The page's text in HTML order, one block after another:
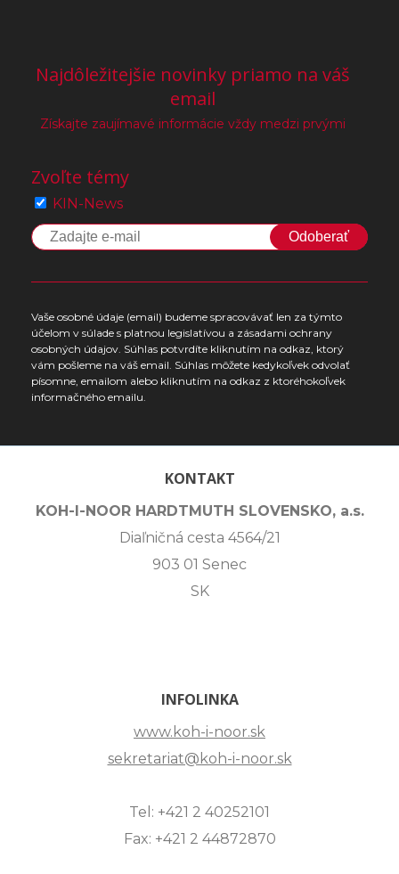
Najdôležitejšie novinky priamo na váš
email
Získajte zaujímavé informácie vždy medzi prvými
Zvoľte témy
KIN-News
Odoberať
Vaše osobné údaje (email) budeme spracovávať len za týmto
účelom v súlade s platnou legislatívou a zásadami ochrany
osobných údajov. Súhlas potvrdíte kliknutím na odkaz, ktorý
vám pošleme na váš email. Súhlas môžete kedykoľvek odvolať
písomne, emailom alebo kliknutím na odkaz z ktoréhokoľvek
informačného emailu.
KONTAKT
KOH-I-NOOR HARDTMUTH SLOVENSKO, a.s.
Diaľničná cesta 4564/21
903 01 Senec
SK
INFOLINKA
www.koh-i-noor.sk
sekretariat@koh-i-noor.sk
Tel: +421 2 40252101
Fax: +421 2 44872870